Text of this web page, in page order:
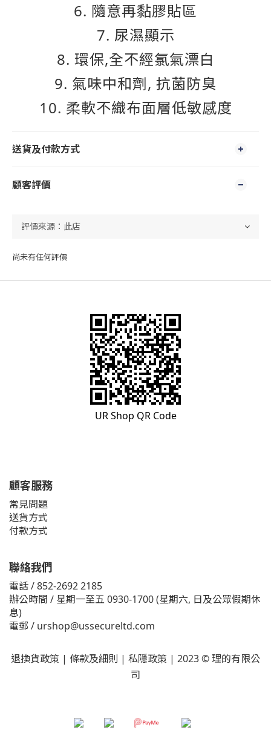
6. 隨意再黏膠貼區
7. 尿濕顯示
8. 環保,全不經氯氣漂白
9. 氣味中和劑, 抗菌防臭
10. 柔軟不織布面層低敏感度
送貨及付款方式
顧客評價
尚未有任何評價
UR Shop QR Code
顧客服務
常見問題
送貨方式
付款方式
聯絡我們
電話 / 852-2692 2185
辦公時間 / 星期一至五 0930-1700 (星期六, 日及公眾假期休
息)
電郵 / urshop@ussecureltd.com
退換貨政策 | 條款及細則 | 私隱政策 | 2023 © 理的有限公
司